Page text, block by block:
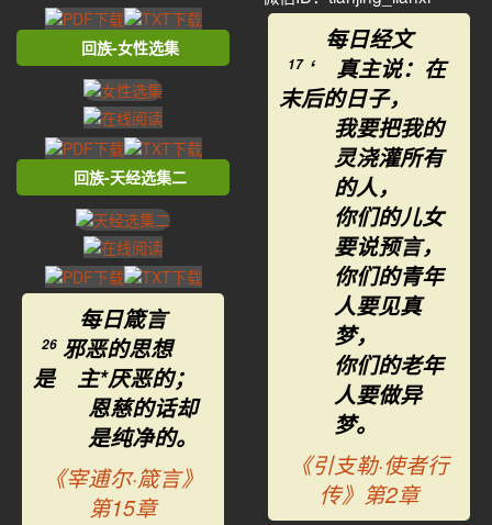
回族-女性选集
回族-天经选集二
每日箴言
26 邪恶的思想
是 主*厌恶的；
恩慈的话却
是纯净的。
《宰逋尔·箴言》
第15章
每日经文
17 ‘ 真主说：在
末后的日子，
我要把我的
灵浇灌所有
的人，
你们的儿女
要说预言，
你们的青年
人要见真
梦，
你们的老年
人要做异
梦。
《引支勒·使者行
传》第2章